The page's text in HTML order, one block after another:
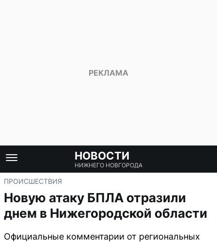
НОВОСТИ
НИЖНЕГО НОВГОРОДА
ПРОИСШЕСТВИЯ
Новую атаку БПЛА отразили
днем в Нижегородской области
Официальные комментарии от региональных